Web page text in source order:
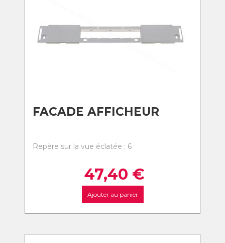
FACADE AFFICHEUR
Repère sur la vue éclatée : 6
47,40 €
Ajouter au panier